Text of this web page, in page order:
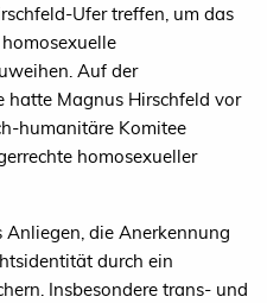
Ufer treffen, um das
Auf der
hatte Magnus Hirschfeld vor
humanitäre Komitee
homosexueller
Anliegen, die Anerkennung
durch ein
Insbesondere trans- und